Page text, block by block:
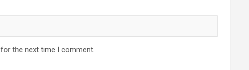
the next time I comment.